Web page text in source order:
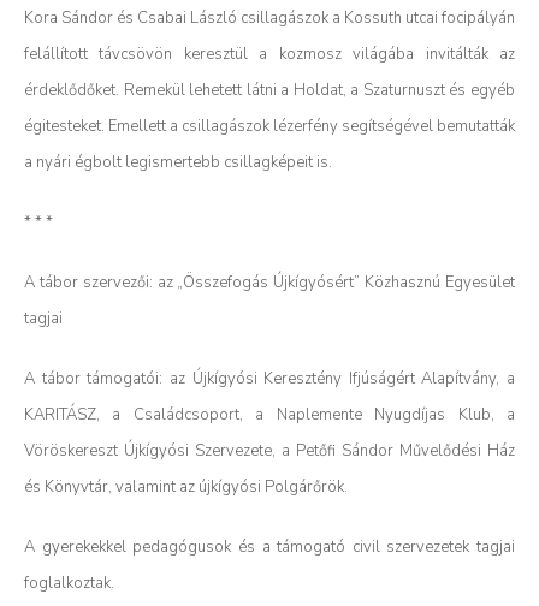
Kora Sándor és Csabai László csillagászok a Kossuth utcai focipályán
felállított távcsövön keresztül a kozmosz világába invitálták az
érdeklődőket. Remekül lehetett látni a Holdat, a Szaturnuszt és egyéb
égitesteket. Emellett a csillagászok lézerfény segítségével bemutatták
a nyári égbolt legismertebb csillagképeit is.
* * *
A tábor szervezői: az „Összefogás Újkígyósért” Közhasznú Egyesület
tagjai
A tábor támogatói: az Újkígyósi Keresztény Ifjúságért Alapítvány, a
KARITÁSZ, a Családcsoport, a Naplemente Nyugdíjas Klub, a
Vöröskereszt Újkígyósi Szervezete, a Petőfi Sándor Művelődési Ház
és Könyvtár, valamint az újkígyósi Polgárőrök.
A gyerekekkel pedagógusok és a támogató civil szervezetek tagjai
foglalkoztak.